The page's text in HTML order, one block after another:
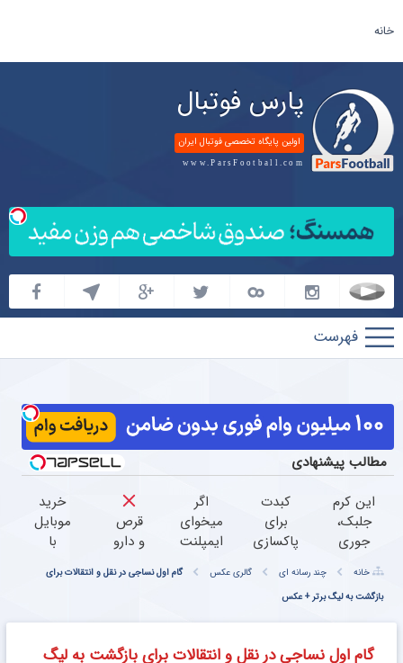
خانه
پارس فوتبال
اولین پایگاه تخصصی فوتبال ایران
www.ParsFootball.com
پارس
فوتبال
مطالب پیشنهادی
این کرم
جلبک،
جوری
صاف
میکنه
که انگار
بوتاکس
کبدت
برای
پاکسازی
نوشیدنی
گیاهی
نیاز داره
اگر
میخوای
ایمپلنت
الان
فقط با
قرص‌
و دارو
زانودرد
بدون
خرید
موبایل
با
پی |
قسط
بدون
خانه چند رسانه ای گالری عکس
گام اول نساجی در نقل و انتقالات برای
بازگشت به لیگ برتر + عکس
گام اول نساجی در نقل و انتقالات برای بازگشت به لیگ